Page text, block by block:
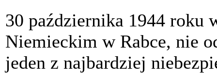
30 października 1944 roku
Niemieckim w Rabce, nie
jeden z najbardziej